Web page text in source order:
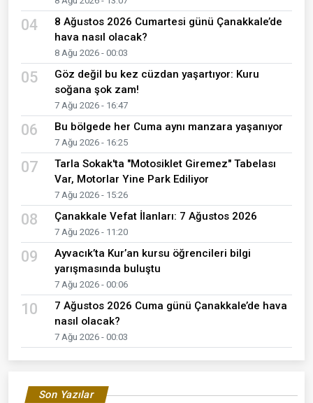
04
8 Ağustos 2026 Cumartesi günü Çanakkale’de
hava nasıl olacak?
8 Ağu 2026 - 00:03
05
Göz değil bu kez cüzdan yaşartıyor: Kuru
soğana şok zam!
7 Ağu 2026 - 16:47
06 Bu bölgede her Cuma aynı manzara yaşanıyor
7 Ağu 2026 - 16:25
07
Tarla Sokak'ta "Motosiklet Giremez" Tabelası
Var, Motorlar Yine Park Ediliyor
7 Ağu 2026 - 15:26
08 Çanakkale Vefat İlanları: 7 Ağustos 2026
7 Ağu 2026 - 11:20
09
Ayvacık’ta Kur’an kursu öğrencileri bilgi
yarışmasında buluştu
7 Ağu 2026 - 00:06
10
7 Ağustos 2026 Cuma günü Çanakkale’de hava
nasıl olacak?
7 Ağu 2026 - 00:03
Son Yazılar